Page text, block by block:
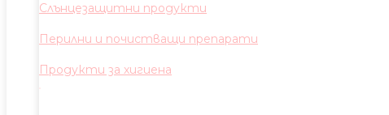
Слънцезащитни продукти
Перилни и почистващи препарати
Продукти за хигиена